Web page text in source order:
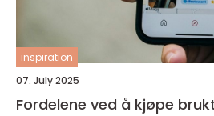
inspiration
07. July 2025
Fordelene ved å kjøpe